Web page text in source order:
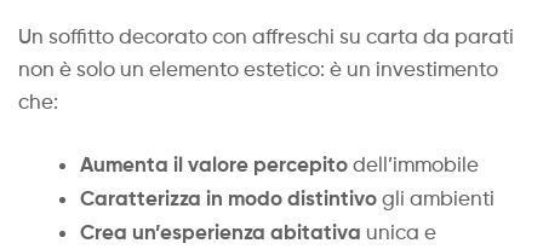
Un soffitto decorato con affreschi su carta da parati
non è solo un elemento estetico: è un investimento
che:
Aumenta il valore percepito dell’immobile
Caratterizza in modo distintivo gli ambienti
Crea un’esperienza abitativa unica e